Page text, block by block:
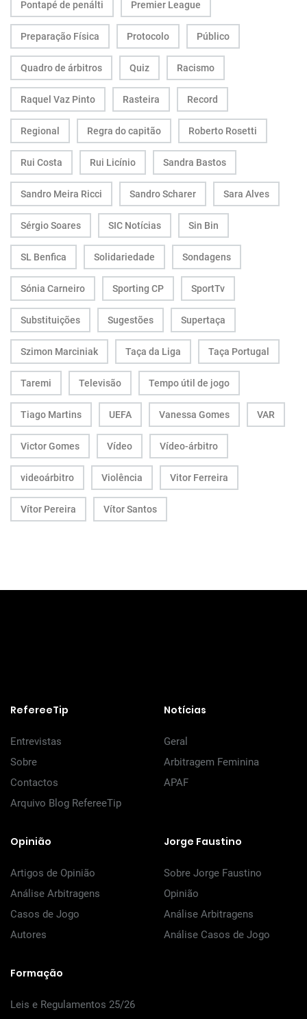
Pontapé de penálti Premier League
Preparação Física Protocolo Público
Quadro de árbitros Quiz Racismo
Raquel Vaz Pinto Rasteira Record
Regional Regra do capitão Roberto Rosetti
Rui Costa Rui Licínio Sandra Bastos
Sandro Meira Ricci Sandro Scharer Sara Alves
Sérgio Soares SIC Notícias Sin Bin
SL Benfica Solidariedade Sondagens
Sónia Carneiro Sporting CP SportTv
Substituições Sugestões Supertaça
Szimon Marciniak Taça da Liga Taça Portugal
Taremi Televisão Tempo útil de jogo
Tiago Martins UEFA Vanessa Gomes VAR
Victor Gomes Vídeo Vídeo-árbitro
videoárbitro Violência Vitor Ferreira
Vítor Pereira Vítor Santos
RefereeTip
Entrevistas
Sobre
Contactos
Arquivo Blog RefereeTip
Notícias
Geral
Arbitragem Feminina
APAF
Opinião
Artigos de Opinião
Análise Arbitragens
Casos de Jogo
Autores
Jorge Faustino
Sobre Jorge Faustino
Opinião
Análise Arbitragens
Análise Casos de Jogo
Formação
Leis e Regulamentos 25/26